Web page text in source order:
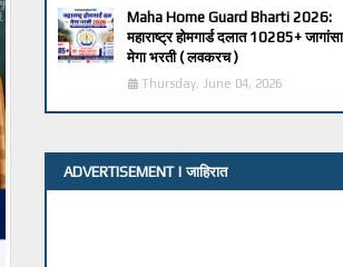
Maha Home Guard Bharti 2026:
महाराष्ट्र होमगार्ड दलात 10285+
मेगा भरती ( लवकरच )
Thursday, June 04, 2026
ADVERTISEMENT | जाहिरात